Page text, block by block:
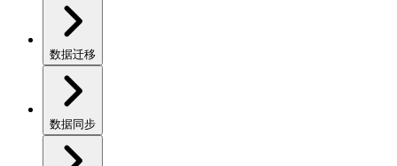
数据迁移
数据同步